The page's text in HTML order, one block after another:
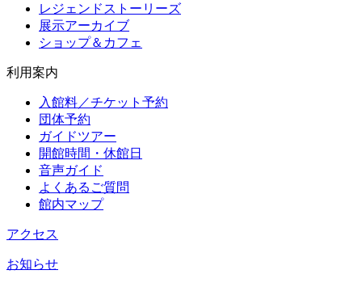
レジェンドストーリーズ
展示アーカイブ
ショップ＆カフェ
利用案内
入館料／チケット予約
団体予約
ガイドツアー
開館時間・休館日
音声ガイド
よくあるご質問
館内マップ
アクセス
お知らせ